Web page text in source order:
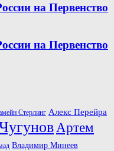
на Первенство
на Первенство
Стерлинг Алекс Перейра
Артем
Владимир Минеев